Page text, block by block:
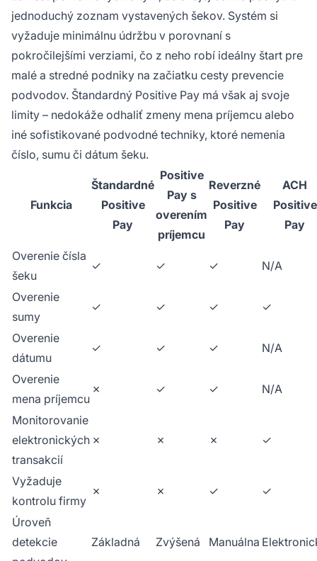
jednoduchý zoznam vystavených šekov. Systém si
vyžaduje minimálnu údržbu v porovnaní s
pokročilejšími verziami, čo z neho robí ideálny štart pre
malé a stredné podniky na začiatku cesty prevencie
podvodov. Štandardný Positive Pay má však aj svoje
limity – nedokáže odhaliť zmeny mena príjemcu alebo
iné sofistikované podvodné techniky, ktoré nemenia
číslo, sumu či dátum šeku.
Funkcia
Štandardné
Positive
Pay
Positive
Pay s
overením
príjemcu
Reverzné
Positive
Pay
ACH
Positive
Pay
Overenie čísla
šeku
✓ ✓ ✓ N/A
Overenie
sumy
✓ ✓ ✓ ✓
Overenie
dátumu
✓ ✓ ✓ N/A
Overenie
mena príjemcu
✗ ✓ ✓ N/A
Monitorovanie
elektronických
transakcií
✗ ✗ ✗ ✓
Vyžaduje
kontrolu firmy
✗ ✗ ✓ ✓
Úroveň
detekcie
Základná Zvýšená Manuálna